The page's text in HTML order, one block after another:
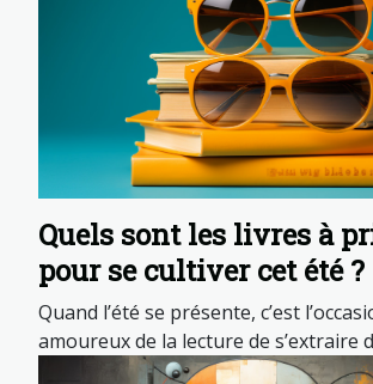
Quels sont les livres à
pour se cultiver cet été ?
Quand l’été se présente, c’est
amoureux de la lecture de s’extraire